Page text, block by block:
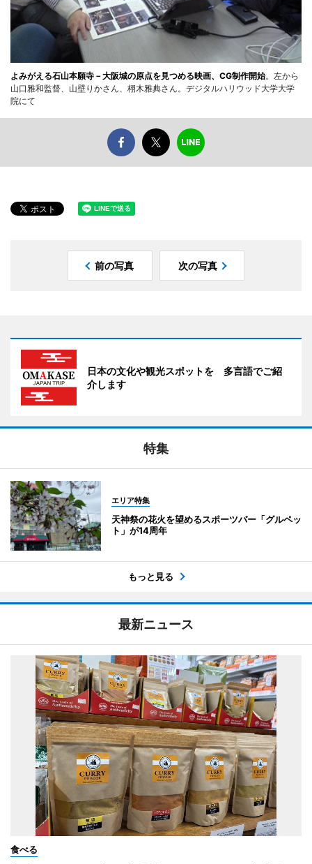
よみがえる石山本願寺－大阪城の原点を見つめる映画、CG制作開始。左から
山口雅和監督、山壁りかさん、栩木雅典さん。デジタルハリウッド大学大学
院にて
前の写真 次の写真
日本の文化や観光スポットを 多言語でご紹
介します
特集
エリア特集
天神祭の花火を望めるスポーツバー「グルペッ
ト」が14周年
もっと見る
最新ニュース
食べる